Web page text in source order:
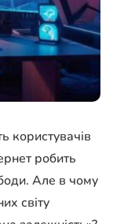
користувачів
робить
Але в чому
світу